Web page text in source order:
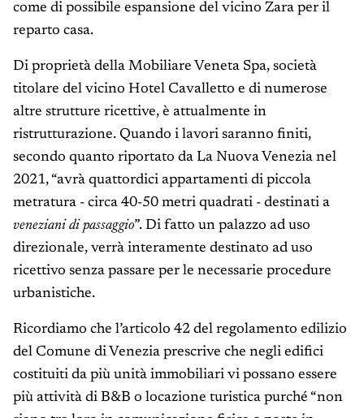
come di possibile espansione del vicino Zara per il
reparto casa.
Di proprietà della Mobiliare Veneta Spa, società
titolare del vicino Hotel Cavalletto e di numerose
altre strutture ricettive, è attualmente in
ristrutturazione. Quando i lavori saranno finiti,
secondo quanto riportato da La Nuova Venezia nel
2021, “avrà quattordici appartamenti di piccola
metratura - circa 40-50 metri quadrati - destinati a
veneziani di passaggio”. Di fatto un palazzo ad uso
direzionale, verrà interamente destinato ad uso
ricettivo senza passare per le necessarie procedure
urbanistiche.
Ricordiamo che l’articolo 42 del regolamento edilizio
del Comune di Venezia prescrive che negli edifici
costituiti da più unità immobiliari vi possano essere
più attività di B&B o locazione turistica purché “non